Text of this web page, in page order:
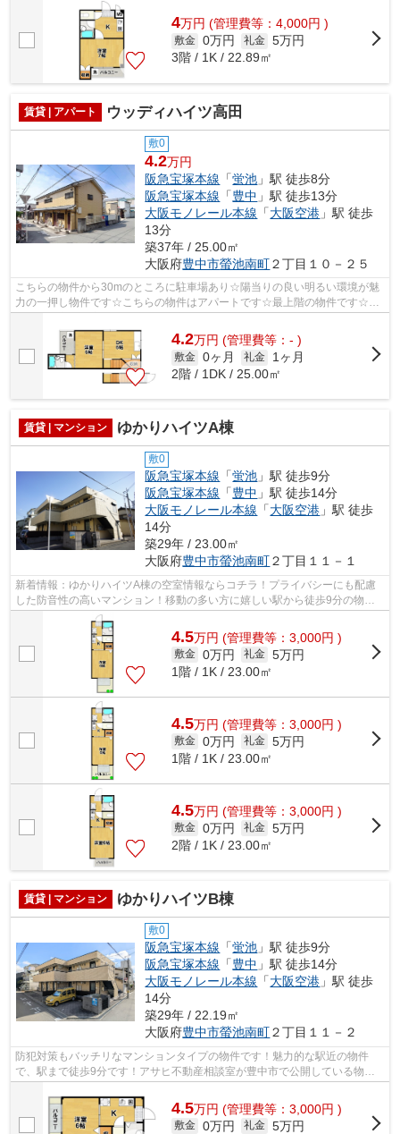
4万円 (管理費等：4,000円 )
敷金 0万円 礼金 5万円
3階 / 1K / 22.89㎡
賃貸 | アパート ウッディハイツ高田
敷0
4.2万円
阪急宝塚本線 「蛍池 」駅 徒歩8分
阪急宝塚本線 「豊中 」駅 徒歩13分
大阪モノレール本線 「大阪空港 」駅 徒歩
13分
築37年 / 25.00㎡
大阪府豊中市螢池南町２丁目１０－２５
こちらの物件から30mのところに駐車場あり☆陽当りの良い明るい環境が魅
力の一押し物件です☆こちらの物件はアパートです☆最上階の物件です☆ア
4.2万円 (管理費等：- )
敷金 0ヶ月 礼金
1ヶ月
2階 / 1DK / 25.00㎡
賃貸 | マンション ゆかりハイツA棟
敷0
阪急宝塚本線 「蛍池 」駅 徒歩9分
阪急宝塚本線 「豊中 」駅 徒歩14分
大阪モノレール本線 「大阪空港 」駅 徒歩
14分
築29年 / 23.00㎡
大阪府豊中市螢池南町２丁目１１－１
新着情報：ゆかりハイツA棟の空室情報ならコチラ！プライバシーにも配慮
した防音性の高いマンション！移動の多い方に嬉しい駅から徒歩9分の物件
です！お問い合わせはinfo@asahi-fs.com...
4.5万円 (管理費等：3,000円 )
敷金 0万円 礼金 5万円
1階 / 1K / 23.00㎡
4.5万円 (管理費等：3,000円 )
敷金 0万円 礼金 5万円
1階 / 1K / 23.00㎡
4.5万円 (管理費等：3,000円 )
敷金 0万円 礼金 5万円
2階 / 1K / 23.00㎡
賃貸 | マンション ゆかりハイツB棟
敷0
阪急宝塚本線 「蛍池 」駅 徒歩9分
阪急宝塚本線 「豊中 」駅 徒歩14分
大阪モノレール本線 「大阪空港 」駅 徒歩
14分
築29年 / 22.19㎡
大阪府豊中市螢池南町２丁目１１－２
防犯対策もバッチリなマンションタイプの物件です！魅力的な駅近の物件
で、駅まで徒歩9分です！アサヒ不動産相談室が豊中市で公開している物件
4.5万円 (管理費等：3,000円 )
敷金 0万円 礼金 5万円